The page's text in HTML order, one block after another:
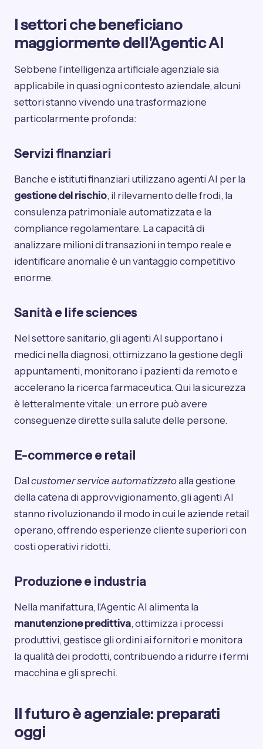
I settori che beneficiano
maggiormente dell'Agentic AI
Sebbene l'intelligenza artificiale agenziale sia
applicabile in quasi ogni contesto aziendale, alcuni
settori stanno vivendo una trasformazione
particolarmente profonda:
Servizi finanziari
Banche e istituti finanziari utilizzano agenti AI per la
gestione del rischio, il rilevamento delle frodi, la
consulenza patrimoniale automatizzata e la
compliance regolamentare. La capacità di
analizzare milioni di transazioni in tempo reale e
identificare anomalie è un vantaggio competitivo
enorme.
Sanità e life sciences
Nel settore sanitario, gli agenti AI supportano i
medici nella diagnosi, ottimizzano la gestione degli
appuntamenti, monitorano i pazienti da remoto e
accelerano la ricerca farmaceutica. Qui la sicurezza
è letteralmente vitale: un errore può avere
conseguenze dirette sulla salute delle persone.
E-commerce e retail
Dal customer service automatizzatoalla gestione
della catena di approvvigionamento, gli agenti AI
stanno rivoluzionando il modo in cui le aziende retail
operano, offrendo esperienze cliente superiori con
costi operativi ridotti.
Produzione e industria
Nella manifattura, l'Agentic AI alimenta la
manutenzione predittiva, ottimizza i processi
produttivi, gestisce gli ordini ai fornitori e monitora
la qualità dei prodotti, contribuendo a ridurre i fermi
macchina e gli sprechi.
Il futuro è agenziale: preparati
oggi